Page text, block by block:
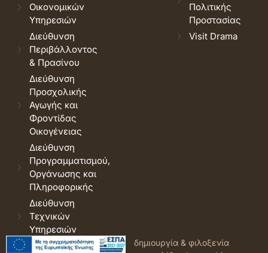
Οικονομικών
Υπηρεσιών
Διεύθυνση
Περιβάλλοντος
& Πρασίνου
Διεύθυνση
Προσχολικής
Αγωγής και
Φροντίδας
Οικογένειας
Διεύθυνση
Προγραμματισμού,
Οργάνωσης και
Πληροφορικής
Διεύθυνση
Τεχνικών
Υπηρεσιών
Πολιτικής
Προστασίας
Visit Drama
© 2026 Δήμος Δράμας. Όροι
δημιουργία & φιλοξενία